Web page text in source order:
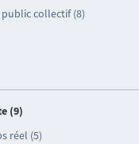
collectif (8)
(9)
réel (5)